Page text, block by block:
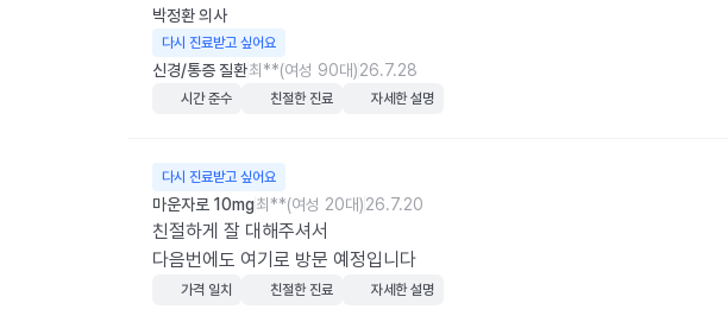
박정환의사
다시 진료받고 싶어요
신경/통증 질환최**(여성 90대)26.7.28
시간 준수 친절한 진료 자세한 설명
다시 진료받고 싶어요
마운자로 10mg최**(여성 20대)26.7.20
친절하게 잘 대해주셔서
다음번에도 여기로 방문 예정입니다
가격 일치 친절한 진료 자세한 설명